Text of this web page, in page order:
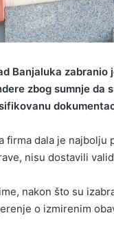
Banjaluka zabranio
zbog sumnje da
firma dala je najbolju
nisu dostavili
nakon što su
o izmirenim